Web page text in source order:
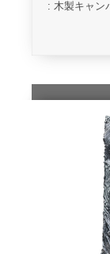
: 木製キャン